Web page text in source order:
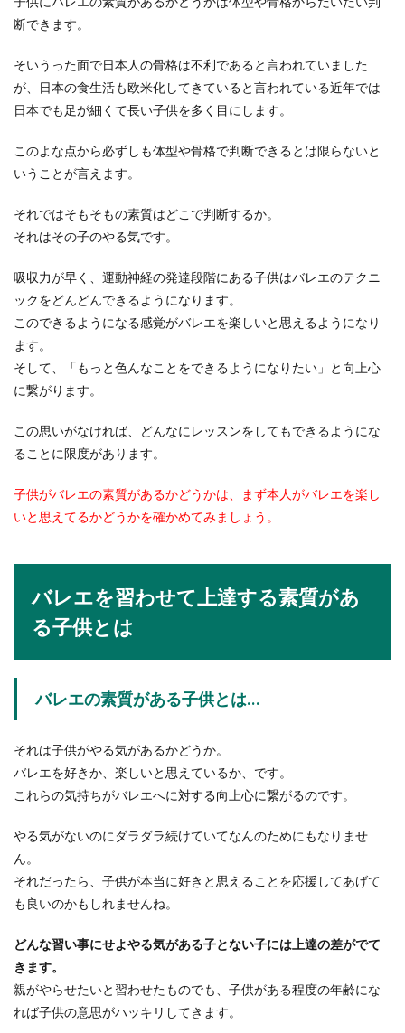
のとは？意識すべきポイント
テニスの初心者はどのような練習方法をしたらい
いのでしょうか？すぐに上達ができたらと思う気
スノーボードの上達のコツ。基本・エ
ッジ・ターンのやり方
スノーボードをカッコよく滑りたいと思っても、
と心配になっ...
る方も多いのではないでしょうか。フラダンスな
かどうか【年賀状のマナー】
毎年の年賀状はいつも年末ギリギリになって準備
体育の授業を行う目的と大人になって
人になっ...
断できます。
そいうった面で日本人の骨格は不利であると言われていました
が、日本の食生活も欧米化してきていると言われている近年では
日本でも足が細くて長い子供を多く目にします。
このよな点から必ずしも体型や骨格で判断できるとは限らないと
いうことが言えます。
それではそもそもの素質はどこで判断するか。
それはその子のやる気です。
吸収力が早く、運動神経の発達段階にある子供はバレエのテクニ
ックをどんどんできるようになります。
このできるようになる感覚がバレエを楽しいと思えるようになり
ます。
そして、「もっと色んなことをできるようになりたい」と向上心
に繋がります。
この思いがなければ、どんなにレッスンをしてもできるようにな
ることに限度があります。
子供がバレエの素質があるかどうかは、まず本人がバレエを楽し
いと思えてるかどうかを確かめてみましょう。
バレエを習わせて上達する素質があ
る子供とは
バレエの素質がある子供とは…
それは子供がやる気があるかどうか。
バレエを好きか、楽しいと思えているか、です。
これらの気持ちがバレエへに対する向上心に繋がるのです。
やる気がないのにダラダラ続けていてなんのためにもなりませ
ん。
それだったら、子供が本当に好きと思えることを応援してあげて
も良いのかもしれませんね。
どんな習い事にせよやる気がある子とない子には上達の差がでて
きます。
親がやらせたいと習わせたものでも、子供がある程度の年齢にな
れば子供の意思がハッキリしてきます。